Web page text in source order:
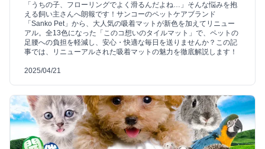
「うちの子、フローリングでよく滑るんだよね…」そんな悩みを抱
える飼い主さんへ朗報です！サンコーのペットケアブランド
「Sanko Pet」から、大人気の吸着マットが新色を加えてリニュー
アル。全13色になった「このコ想いのタイルマット」で、ペットの
足腰への負担を軽減し、安心・快適な毎日を送りませんか？この記
事では、リニューアルされた吸着マットの魅力を徹底解説します！
2025/04/21